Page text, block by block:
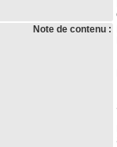
Note de contenu :